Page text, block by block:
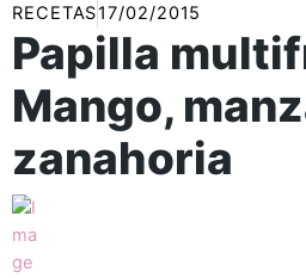
RECETAS17/02/2015
Papilla
Mango,
zanahoria